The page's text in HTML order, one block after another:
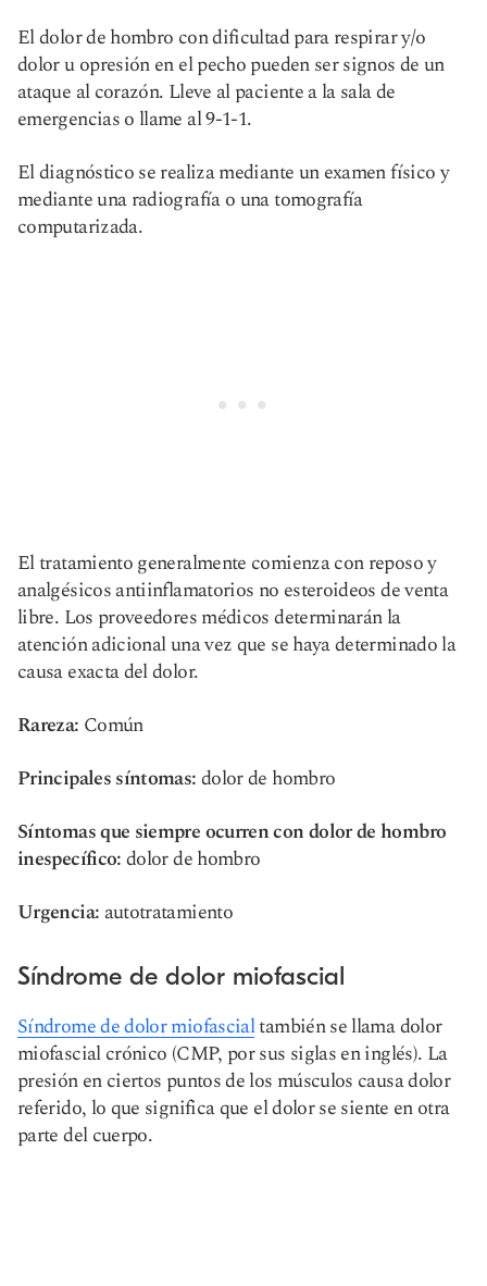
El dolor de hombro con dificultad para respirar y/o
dolor u opresión en el pecho pueden ser signos de un
ataque al corazón. Lleve al paciente a la sala de
emergencias o llame al 9-1-1.
El diagnóstico se realiza mediante un examen físico y
mediante una radiografía o una tomografía
computarizada.
El tratamiento generalmente comienza con reposo y
analgésicos antiinflamatorios no esteroideos de venta
libre. Los proveedores médicos determinarán la
atención adicional una vez que se haya determinado la
causa exacta del dolor.
Rareza: Común
Principales síntomas:dolor de hombro
Síntomas que siempre ocurren con dolor de hombro
inespecífico:dolor de hombro
Urgencia: autotratamiento
Síndrome de dolor miofascial
Síndrome de dolor miofascialtambién se llama dolor
miofascial crónico (CMP, por sus siglas en inglés). La
presión en ciertos puntos de los músculos causa dolor
referido, lo que significa que el dolor se siente en otra
parte del cuerpo.